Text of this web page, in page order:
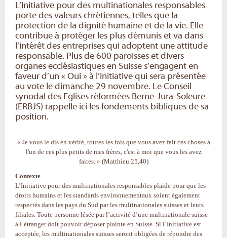
L’Initiative pour des multinationales responsables
porte des valeurs chrétiennes, telles que la
protection de la dignité humaine et de la vie. Elle
contribue à protéger les plus démunis et va dans
l’intérêt des entreprises qui adoptent une attitude
responsable. Plus de 600 paroisses et divers
organes ecclésiastiques en Suisse s’engagent en
faveur d’un « Oui » à l’Initiative qui sera présentée
au vote le dimanche 29 novembre. Le Conseil
synodal des Eglises réformées Berne-Jura-Soleure
(ERBJS) rappelle ici les fondements bibliques de sa
position.
« Je vous le dis en vérité, toutes les fois que vous avez fait ces choses à
l'un de ces plus petits de mes frères, c'est à moi que vous les avez
faites. » (Matthieu 25,40)
Contexte
L’Initiative pour des multinationales responsables plaide pour que les
droits humains et les standards environnementaux soient également
respectés dans les pays du Sud par les multinationales suisses et leurs
filiales. Toute personne lésée par l’activité d’une multinationale suisse
à l’étranger doit pouvoir déposer plainte en Suisse. Si l’Initiative est
acceptée, les multinationales suisses seront obligées de répondre des